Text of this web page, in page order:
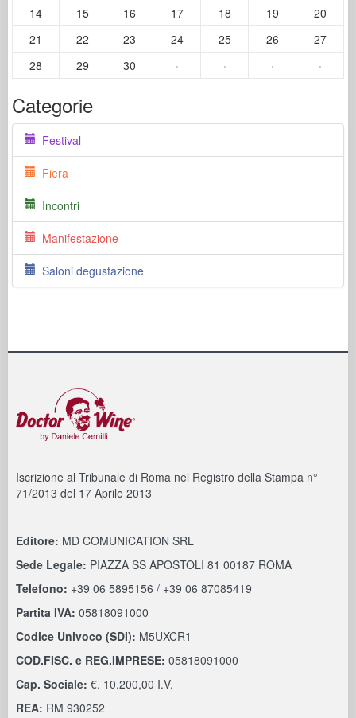
14 15 16 17 18 19
20
21
22 23 24 25 26
27
28
29 30 · · · ·
Categorie
Festival
Fiera
Incontri
Manifestazione
Saloni degustazione
Iscrizione al Tribunale di Roma nel Registro della Stampa n°
71/2013 del 17 Aprile 2013
Editore: MD COMUNICATION SRL
Sede Legale: PIAZZA SS APOSTOLI 81 00187 ROMA
Telefono: +39 06 5895156 / +39 06 87085419
Partita IVA: 05818091000
Codice Univoco (SDI): M5UXCR1
COD.FISC. e REG.IMPRESE: 05818091000
Cap. Sociale: €. 10.200,00 I.V.
REA: RM 930252